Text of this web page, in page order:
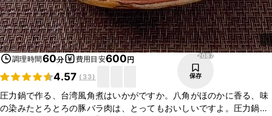
調理時間60分 費用目安600円
4.57 ( 33)
2087
保存
圧力鍋で作る、台湾風角煮はいかがですか。八角がほのかに香る、味
の染みたとろとろの豚バラ肉は、とってもおいしいですよ。圧力鍋で